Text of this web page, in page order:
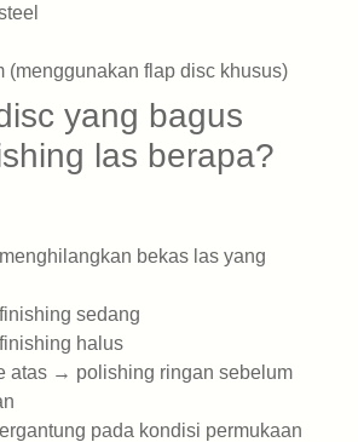
(menggunakan flap disc khusus)
yang bagus
las berapa?
bekas las yang
sedang
halus
atas → polishing ringan sebelum
pada kondisi permukaan